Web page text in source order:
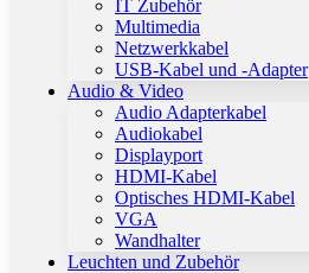
IT Zubehör
Multimedia
Netzwerkkabel
USB-Kabel und -Adapter
Audio & Video
Audio Adapterkabel
Audiokabel
Displayport
HDMI-Kabel
Optisches HDMI-Kabel
VGA
Wandhalter
Leuchten und Zubehör